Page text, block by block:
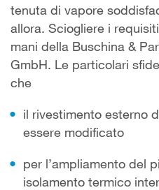
tenuta di vapore
allora. Sciogliere i
mani della Buschina &
GmbH. Le particolari
che
il rivestimento esterno
essere modificato
per l’ampliamento del
isolamento termico